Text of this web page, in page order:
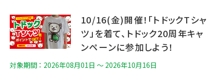
10/16(金)開催！「トドックTシャ
ツ」を着て、トドック20周年キャ
ンペーンに参加しよう！
対象期間 ： 2026年08月01日 〜 2026年10月16日